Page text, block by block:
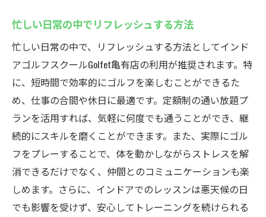
忙しい日常の中でリフレッシュする方法
忙しい日常の中で、リフレッシュする方法としてインド
アゴルフスクールGolfet亀有店の利用が推奨されます。特
に、短時間で効率的にゴルフを楽しむことができるた
め、仕事の合間や休日に最適です。定額制の通い放題プ
ランを活用すれば、気軽に何度でも通うことができ、継
続的にスキルを磨くことができます。また、実際にゴル
フをプレーすることで、体を動かしながらストレスを解
消できるだけでなく、仲間とのコミュニケーションも楽
しめます。さらに、インドアでのレッスンは悪天候の日
でも影響を受けず、安心してトレーニングを続けられる